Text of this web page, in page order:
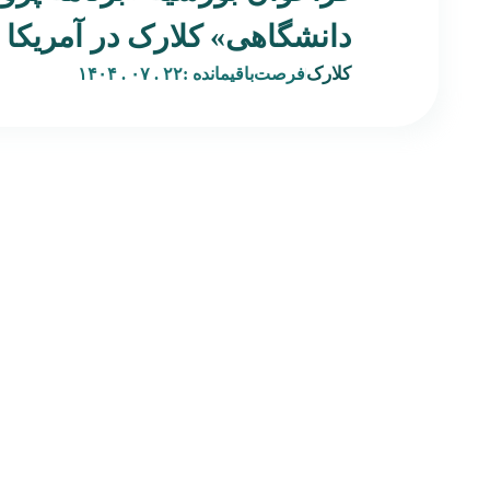
دانشگاهی» کلارک در آمریکا
کلارکفرصت‌باقیمانده :۲۲ . ۰۷ . ۱۴۰۴